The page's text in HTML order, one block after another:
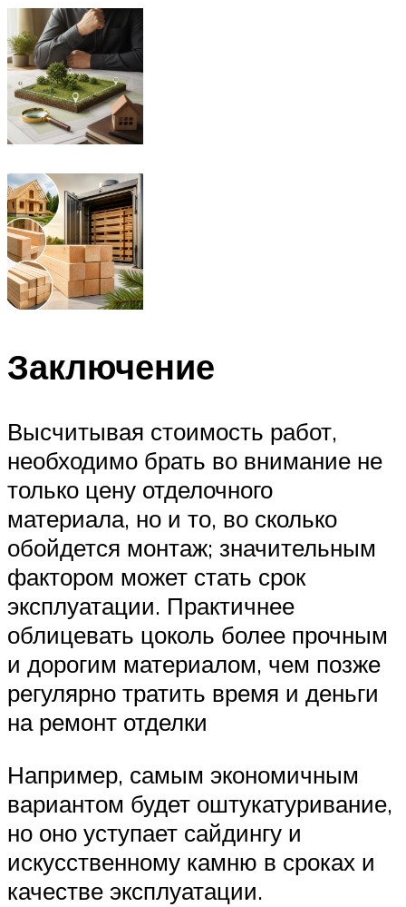
Заключение
Высчитывая стоимость работ,
необходимо брать во внимание не
только цену отделочного
материала, но и то, во сколько
обойдется монтаж; значительным
фактором может стать срок
эксплуатации. Практичнее
облицевать цоколь более прочным
и дорогим материалом, чем позже
регулярно тратить время и деньги
на ремонт отделки
Например, самым экономичным
вариантом будет оштукатуривание,
но оно уступает сайдингу и
искусственному камню в сроках и
качестве эксплуатации.